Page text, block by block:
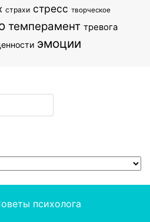
страхи стресс творческое
темперамент тревога
эмоции
психолога